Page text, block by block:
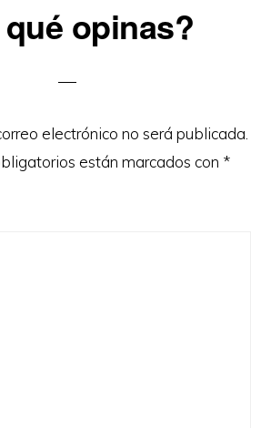
opinas?
electrónico no será publicada.
están marcados con *